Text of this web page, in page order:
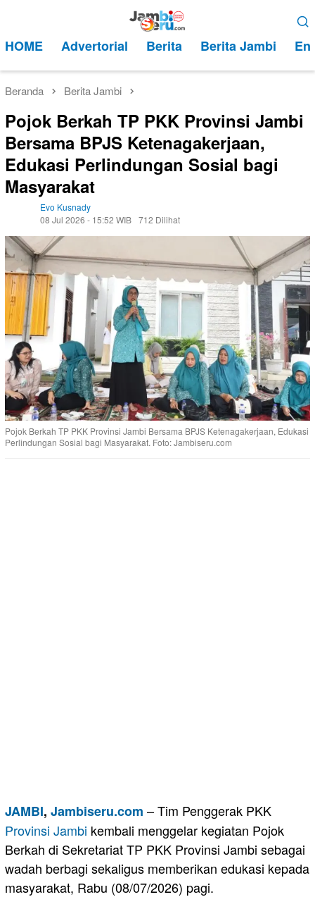
kontenMobile
HOME Advertorial Berita Berita Jambi
Beranda Berita Jambi
Pojok Berkah TP PKK Provinsi Jambi
Bersama BPJS Ketenagakerjaan,
Edukasi Perlindungan Sosial bagi
Masyarakat
Evo Kusnady
08 Jul 2026 - 15:52 WIB 712 Dilihat
Pojok Berkah TP PKK Provinsi Jambi Bersama BPJS Ketenagakerjaan, Edukasi
Perlindungan Sosial bagi Masyarakat. Foto: Jambiseru.com
JAMBI, Jambiseru.com – Tim Penggerak PKK
Provinsi Jambi kembali menggelar kegiatan Pojok
Berkah di Sekretariat TP PKK Provinsi Jambi sebagai
wadah berbagi sekaligus memberikan edukasi kepada
masyarakat, Rabu (08/07/2026) pagi.